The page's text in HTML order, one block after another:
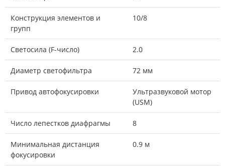
Конструкция элементов и
групп
10/8
Светосила (F-число) 2.0
Диаметр светофильтра 72 мм
Привод автофокусировки
Ультразвуковой мотор
(USM)
Число лепестков диафрагмы 8
Минимальная дистанция
фокусировки
0.9 м